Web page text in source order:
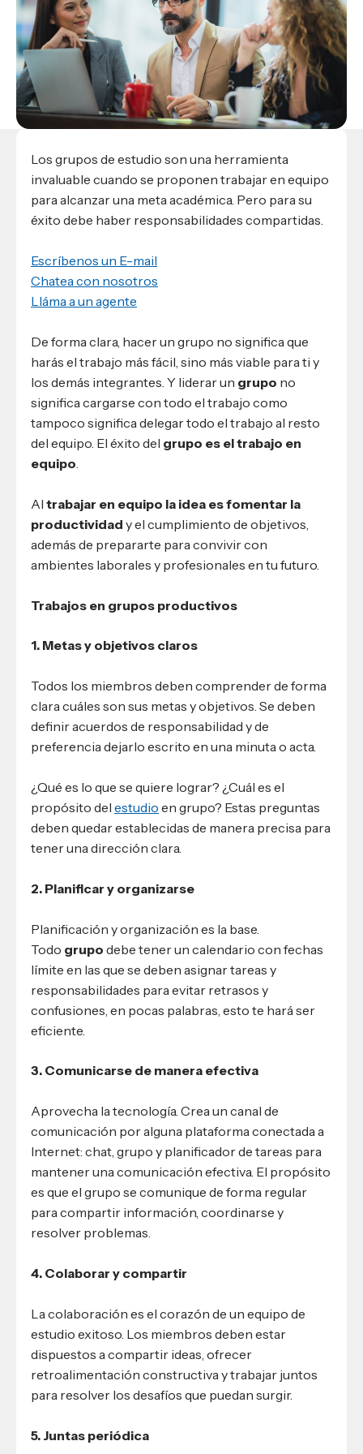
Escuela de Ciencias de la Comunicación
Escuela de Ciencias de la Salud
Escuela de Arquitectura
Ver toda la oferta académica
Escuela deNegocios
Datos de contacto
admisiones@usap.edu
+504 2561-8727
Ave. Circunvalación, San Pedro Sula,
Honduras, C.A.
EXCELENCIA USAP
Lifelong Learning University
Responsabilidad social y sostenibilidad
Empleabilidad
¿Que es USAP+?
RECURSOS
Guía de Servicios Académicos y Administrativos
Manual M365
Manual Moddle
Experiencias de alumnos
internacionales
Conocé experiencias
Evento
USAP integra RediEShn
Leer artículo
Los grupos de estudio son una herramienta
invaluable cuando se proponen trabajar en equipo
para alcanzar una meta académica. Pero para su
éxito debe haber responsabilidades compartidas.
Escríbenos un E-mail
Chatea con nosotros
Lláma a un agente
De forma clara, hacer un grupo no significa que
harás el trabajo más fácil, sino más viable para ti y
los demás integrantes. Y liderar un grupo no
significa cargarse con todo el trabajo como
tampoco significa delegar todo el trabajo al resto
del equipo. El éxito del grupo es el trabajo en
equipo
Al trabajar en equipo la idea es fomentar la
productividad y el cumplimiento de objetivos,
además de prepararte para convivir con
ambientes laborales y profesionales en tu futuro.
Trabajos en grupos productivos
1. Metas y objetivos claros
Todos los miembros deben comprender de forma
clara cuáles son sus metas y objetivos. Se deben
definir acuerdos de responsabilidad y de
preferencia dejarlo escrito en una minuta o acta.
¿Qué es lo que se quiere lograr? ¿Cuál es el
propósito del estudio en grupo? Estas preguntas
deben quedar establecidas de manera precisa para
tener una dirección clara.
2. Planificar y organizarse
Planificación y organización es la base.
Todo grupo debe tener un calendario con fechas
límite en las que se deben asignar tareas y
responsabilidades para evitar retrasos y
confusiones, en pocas palabras, esto te hará ser
eficiente.
3. Comunicarse de manera efectiva
Aprovecha la tecnología. Crea un canal de
comunicación por alguna plataforma conectada a
Internet: chat, grupo y planificador de tareas para
mantener una comunicación efectiva. El propósito
es que el grupo se comunique de forma regular
para compartir información, coordinarse y
resolver problemas.
4. Colaborar y compartir
La colaboración es el corazón de un equipo de
estudio exitoso. Los miembros deben estar
dispuestos a compartir ideas, ofrecer
retroalimentación constructiva y trabajar juntos
para resolver los desafíos que puedan surgir.
5. Juntas periódica